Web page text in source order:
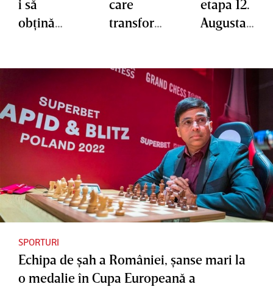
i să
obţină
grupele
ECL?
care
transfor
pentru
etapa 12.
Augusta
Superbet:
“Ceea ce
facem an
de an în
‘luna roz’
trebuie
să devină
un
comport
rutină”
SPORTURI
Echipa de şah a României, şanse mari la
o medalie în Cupa Europeană a